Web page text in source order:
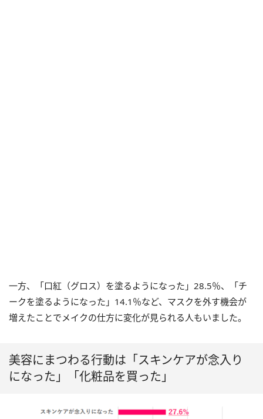
一方、「口紅（グロス）を塗るようになった」28.5％、「チ
ークを塗るようになった」14.1％など、マスクを外す機会が
増えたことでメイクの仕方に変化が見られる人もいました。
美容にまつわる行動は「スキンケアが念入り
になった」「化粧品を買った」